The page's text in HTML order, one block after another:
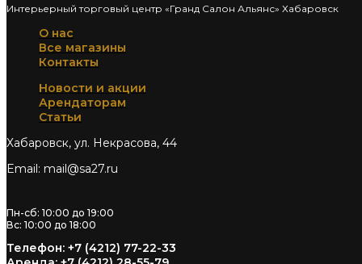
Интерьерный торговый центр «Гранд Салон Альянс» Хабаровск
О нас
Все магазины
Контакты
Новости и акции
Арендаторам
Статьи
Хабаровск, ул. Некрасова, 44
Email: mail@sa27.ru
Пн-сб: 10:00 до 19:00
Вс: 10:00 до 18:00
Телефон: +7 (4212) 77-22-33